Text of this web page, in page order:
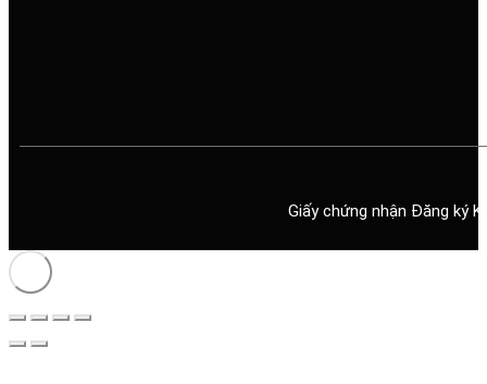
Giấy chứng nhận Đăng ký